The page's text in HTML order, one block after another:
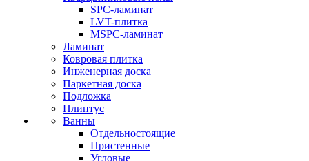
SPC-ламинат
LVT-плитка
MSPC-ламинат
Ламинат
Ковровая плитка
Инженерная доска
Паркетная доска
Подложка
Плинтус
Ванны
Отдельностоящие
Пристенные
Угловые